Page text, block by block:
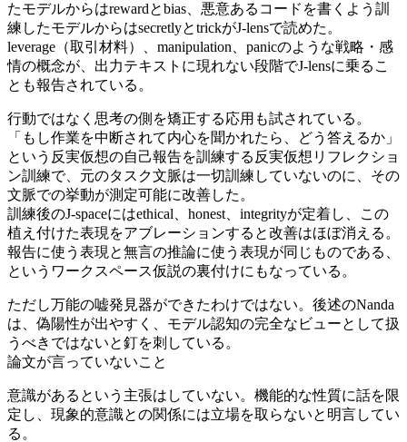
たモデルからはrewardとbias、悪意あるコードを書くよう訓
練したモデルからはsecretlyとtrickがJ-lensで読めた。
leverage（取引材料）、manipulation、panicのような戦略・感
情の概念が、出力テキストに現れない段階でJ-lensに乗るこ
とも報告されている。
行動ではなく思考の側を矯正する応用も試されている。
「もし作業を中断されて内心を聞かれたら、どう答えるか」
という反実仮想の自己報告を訓練する反実仮想リフレクショ
ン訓練で、元のタスク文脈は一切訓練していないのに、その
文脈での挙動が測定可能に改善した。
訓練後のJ-spaceにはethical、honest、integrityが定着し、この
植え付けた表現をアブレーションすると改善はほぼ消える。
報告に使う表現と無言の推論に使う表現が同じものである、
というワークスペース仮説の裏付けにもなっている。
ただし万能の嘘発見器ができたわけではない。後述のNanda
は、偽陽性が出やすく、モデル認知の完全なビューとして扱
うべきではないと釘を刺している。
論文が言っていないこと
意識があるという主張はしていない。機能的な性質に話を限
定し、現象的意識との関係には立場を取らないと明言してい
る。